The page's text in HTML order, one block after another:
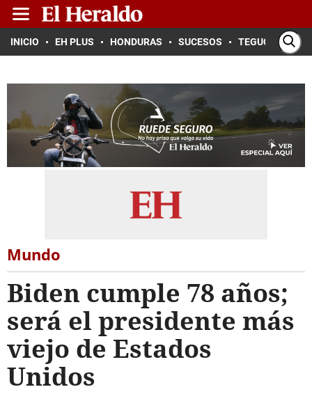
INICIO EH PLUS HONDURAS SUCESOS TEGUCIGALPA
Mundo
Biden cumple 78 años;
será el presidente más
viejo de Estados
Unidos